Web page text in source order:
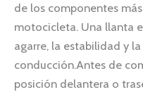
de los componentes
motocicleta. Una llanta
agarre, la estabilidad y
conducción.Antes de
posición delantera o